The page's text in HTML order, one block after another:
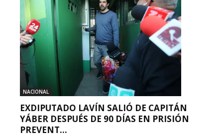
NACIONAL
EXDIPUTADO LAVÍN SALIÓ DE CAPITÁN
YÁBER DESPUÉS DE 90 DÍAS EN PRISIÓN
PREVENT...